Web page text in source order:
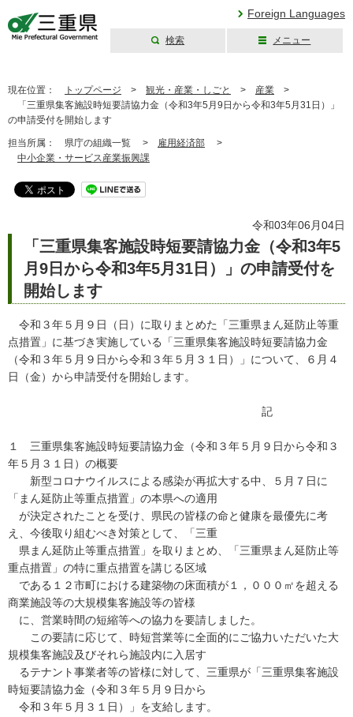
Foreign Languages
検索 メニュー
現在位置： トップページ > 観光・産業・しごと > 産業 >
「三重県集客施設時短要請協力金（令和3年5月9日から令和3年5月31日）」
の申請受付を開始します
担当所属： 県庁の組織一覧 > 雇用経済部 >
中小企業・サービス産業振興課
令和03年06月04日
「三重県集客施設時短要請協力金（令和3年5
月9日から令和3年5月31日）」の申請受付を
開始します
令和３年５月９日（日）に取りまとめた「三重県まん延防止等重
点措置」に基づき実施している「三重県集客施設時短要請協力金
（令和３年５月９日から令和３年５月３１日）」について、６月４
日（金）から申請受付を開始します。
記
１ 三重県集客施設時短要請協力金（令和３年５月９日から令和３
年５月３１日）の概要
新型コロナウイルスによる感染が再拡大する中、５月７日に
「まん延防止等重点措置」の本県への適用
が決定されたことを受け、県民の皆様の命と健康を最優先に考
え、今後取り組むべき対策として、「三重
県まん延防止等重点措置」を取りまとめ、「三重県まん延防止等
重点措置」の特に重点措置を講じる区域
である１２市町における建築物の床面積が１，０００㎡を超える
商業施設等の大規模集客施設等の皆様
に、営業時間の短縮等への協力を要請しました。
この要請に応じて、時短営業等に全面的にご協力いただいた大
規模集客施設及びそれら施設内に入居す
るテナント事業者等の皆様に対して、三重県が「三重県集客施設
時短要請協力金（令和３年５月９日から
令和３年５月３１日）」を支給します。